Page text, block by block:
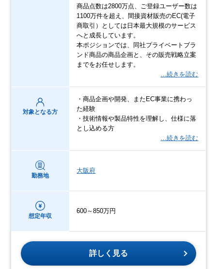
商品点数は2800万点、ご登録ユーザー数は
1100万件を超え、間接資材販売のEC(電子
商取引）としては日本最大規模のサービス
へと成長しています。
本ポジションでは、同社プライベートブラ
ンド商品の商品企画と、その販売戦略立案
までをお任せします。
…続きを読む
対象となる方
・商品企画や開発、またEC事業に携わっ
た経験
・技術情報や製品特性を理解し、仕様に落
とし込める方
…続きを読む
勤務地
大阪府
想定年収
600～850万円
詳しく見る